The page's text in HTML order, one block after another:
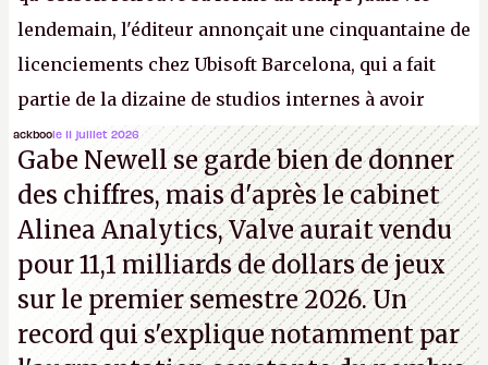
lendemain, l'éditeur annonçait une cinquantaine de
licenciements chez Ubisoft Barcelona, qui a fait
partie de la dizaine de studios internes à avoir
travaillé sur cetAssassin's Creedsous la direction
d'Ubisoft Singapour.A.
ackboole 11 juillet 2026
Gabe Newell se garde bien de donner
des chiffres, mais d'après le cabinet
Alinea Analytics, Valve aurait vendu
pour 11,1 milliards de dollars de jeux
sur le premier semestre 2026. Un
record qui s'explique notamment par